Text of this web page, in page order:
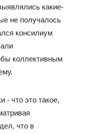
какие-
не получалось
консилиум
коллективным
- что это такое,
что в